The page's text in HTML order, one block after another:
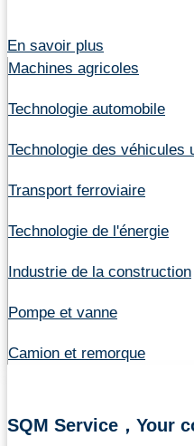
En savoir plus
Machines agricoles
Technologie automobile
Technologie des véhicules
Transport ferroviaire
Technologie de l'énergie
Industrie de la construction
Pompe et vanne
Camion et remorque
SQM Service，Your